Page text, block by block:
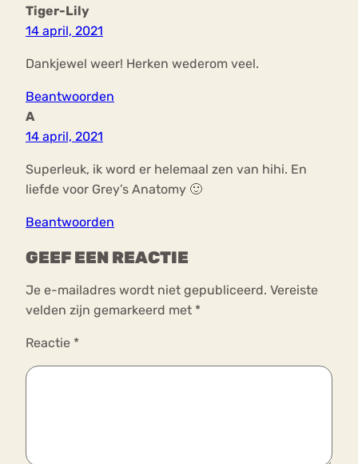
Tiger-Lily
14 april, 2021
Dankjewel weer! Herken wederom veel.
Beantwoorden
A
14 april, 2021
Superleuk, ik word er helemaal zen van hihi. En
liefde voor Grey’s Anatomy 🙂
Beantwoorden
GEEF EEN REACTIE
Je e-mailadres wordt niet gepubliceerd. Vereiste
velden zijn gemarkeerd met *
Reactie *